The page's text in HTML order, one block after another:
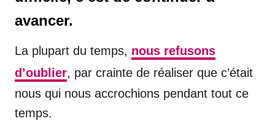
avancer.
La plupart du temps, nous refusons
d’oublier, par crainte de réaliser que c’était
nous qui nous accrochions pendant tout ce
temps.